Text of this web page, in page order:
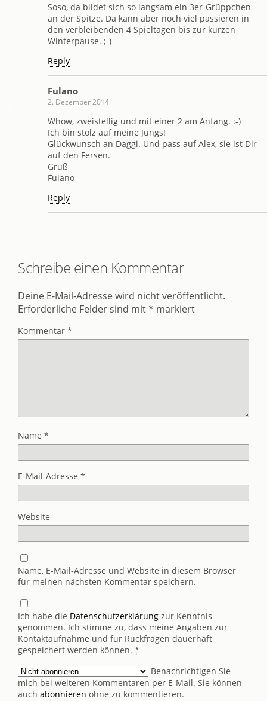
Soso, da bildet sich so langsam ein 3er-Grüppchen
an der Spitze. Da kann aber noch viel passieren in
den verbleibenden 4 Spieltagen bis zur kurzen
Winterpause. ;-)
Reply
Fulano
2. Dezember 2014
Whow, zweistellig und mit einer 2 am Anfang. :-)
Ich bin stolz auf meine Jungs!
Glückwunsch an Daggi. Und pass auf Alex, sie ist Dir
auf den Fersen.
Gruß
Fulano
Reply
Schreibe einen Kommentar
Deine E-Mail-Adresse wird nicht veröffentlicht.
Erforderliche Felder sind mit* markiert
Kommentar *
Name *
E-Mail-Adresse *
Website
Name, E-Mail-Adresse und Website in diesem Browser
für meinen nächsten Kommentar speichern.
Ich habe die Datenschutzerklärung zur Kenntnis
genommen. Ich stimme zu, dass meine Angaben zur
Kontaktaufnahme und für Rückfragen dauerhaft
gespeichert werden können. *
Benachrichtigen Sie
mich bei weiteren Kommentaren per E-Mail. Sie können
auch abonnieren ohne zu kommentieren.